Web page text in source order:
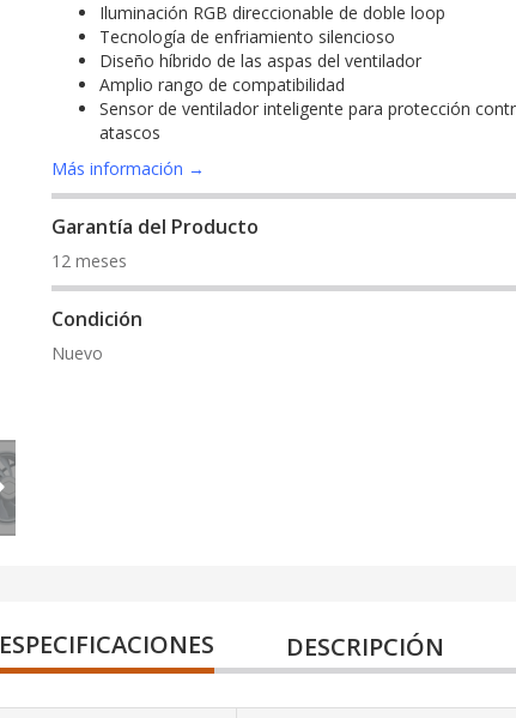
Iluminación RGB direccionable de doble loop
Tecnología de enfriamiento silencioso
Diseño híbrido de las aspas del ventilador
Amplio rango de compatibilidad
Sensor de ventilador inteligente para protección
atascos
Más información →
Garantía del Producto
12 meses
Condición
Nuevo
ESPECIFICACIONES DESCRIPCIÓN